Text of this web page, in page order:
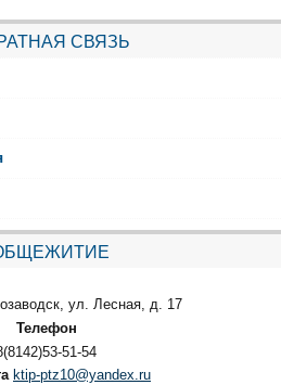
СВЯЗЬ
ул. Лесная, д. 17
Телефон
51-54
ktip-ptz10@yandex.ru